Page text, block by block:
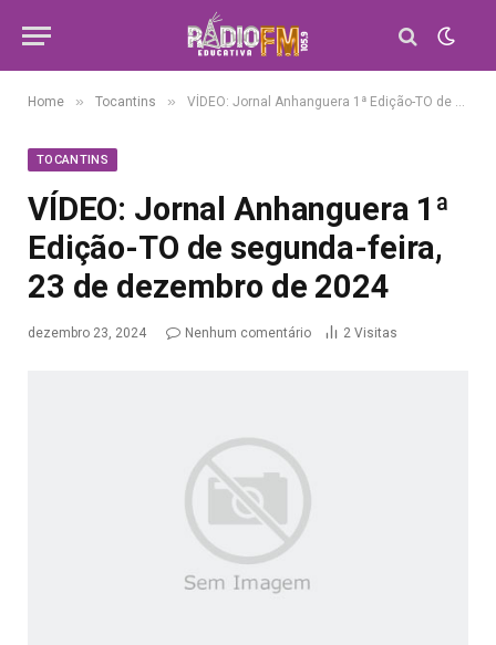
Home » Tocantins » VÍDEO: Jornal Anhanguera 1ª Edição-TO de segunda-feira, 23 de dezembro de 2024
TOCANTINS
VÍDEO: Jornal Anhanguera 1ª
Edição-TO de segunda-feira,
23 de dezembro de 2024
dezembro 23, 2024 Nenhum comentário 2 Visitas